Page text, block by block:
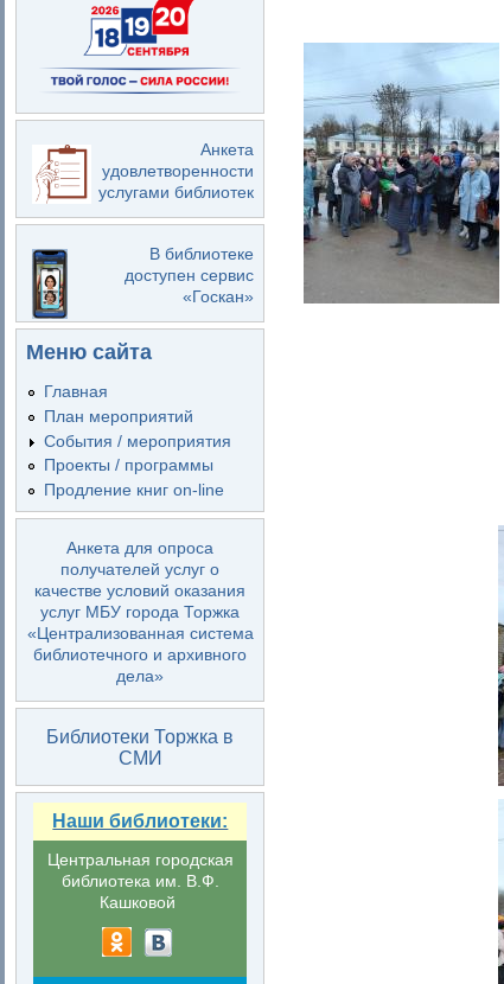
Анкета
удовлетворенности
услугами библиотек
В библиотеке
доступен сервис
«Госкан»
Меню сайта
Главная
План мероприятий
События / мероприятия
Проекты / программы
Продление книг on-line
Анкета для опроса
получателей услуг о
качестве условий оказания
услуг МБУ города Торжка
«Централизованная система
библиотечного и архивного
дела»
Библиотеки Торжка в
СМИ
Наши библиотеки:
Центральная городская
библиотека им. В.Ф.
Кашковой